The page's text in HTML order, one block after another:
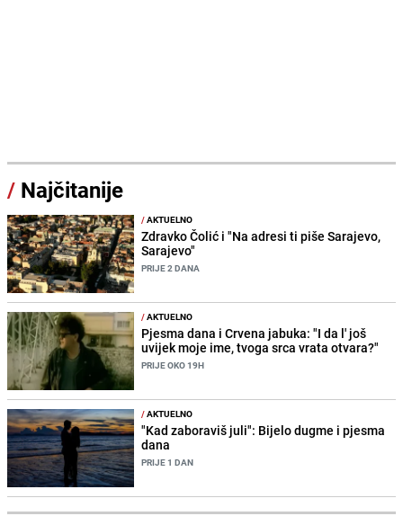
/ Najčitanije
/AKTUELNO
Zdravko Čolić i "Na adresi ti piše Sarajevo,
Sarajevo"
PRIJE 2 DANA
/AKTUELNO
Pjesma dana i Crvena jabuka: "I da l' još
uvijek moje ime, tvoga srca vrata otvara?"
PRIJE OKO 19H
/AKTUELNO
"Kad zaboraviš juli": Bijelo dugme i pjesma
dana
PRIJE 1 DAN